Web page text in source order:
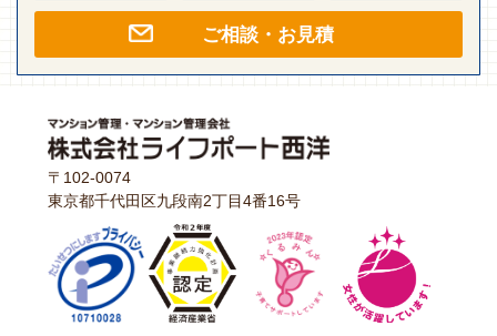
ご相談・お見積
〒102-0074
東京都千代田区九段南2丁目4番16号